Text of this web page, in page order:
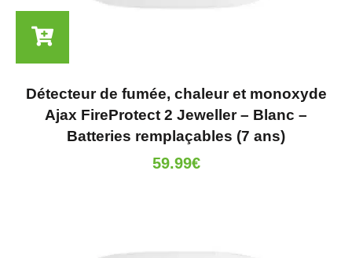
Détecteur de fumée, chaleur et monoxyde
Ajax FireProtect 2 Jeweller – Blanc –
Batteries remplaçables (7 ans)
59.99€